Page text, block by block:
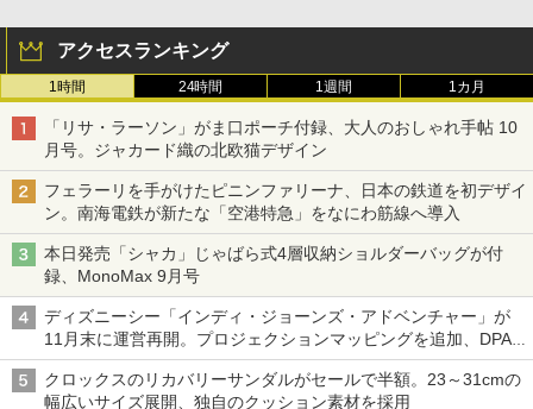
アクセスランキング
1時間 24時間 1週間 1カ月
「リサ・ラーソン」がま口ポーチ付録、大人のおしゃれ手帖 10
月号。ジャカード織の北欧猫デザイン
フェラーリを手がけたピニンファリーナ、日本の鉄道を初デザイ
ン。南海電鉄が新たな「空港特急」をなにわ筋線へ導入
本日発売「シャカ」じゃばら式4層収納ショルダーバッグが付
録、MonoMax 9月号
ディズニーシー「インディ・ジョーンズ・アドベンチャー」が
11月末に運営再開。プロジェクションマッピングを追加、DPA
は1500円
クロックスのリカバリーサンダルがセールで半額。23～31cmの
幅広いサイズ展開、独自のクッション素材を採用